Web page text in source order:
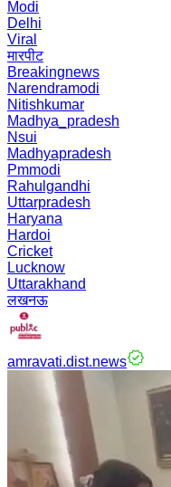
Modi
Delhi
Viral
मारपीट
Breakingnews
Narendramodi
Nitishkumar
Madhya_pradesh
Nsui
Madhyapradesh
Pmmodi
Rahulgandhi
Uttarpradesh
Haryana
Hardoi
Cricket
Lucknow
Uttarakhand
लखनऊ
amravati.dist.news